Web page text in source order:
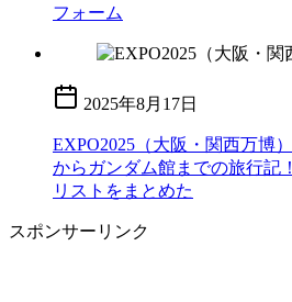
フォーム
2025年8月17日
EXPO2025（大阪・関西万博
からガンダム館までの旅行記
リストをまとめた
スポンサーリンク